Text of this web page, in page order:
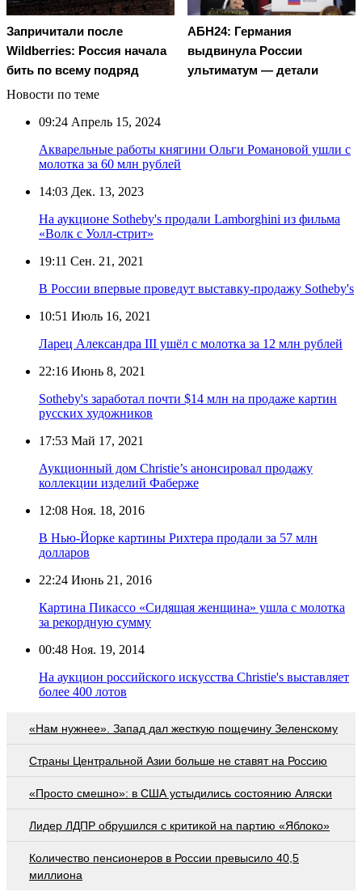
Запричитали после
Wildberries: Россия начала
бить по всему подряд
АБН24: Германия
выдвинула России
ультиматум — детали
Новости по теме
09:24 Апрель 15, 2024
Акварельные работы княгини Ольги Романовой ушли с
молотка за 60 млн рублей
14:03 Дек. 13, 2023
На аукционе Sotheby's продали Lamborghini из фильма
«Волк с Уолл-стрит»
19:11 Сен. 21, 2021
В России впервые проведут выставку-продажу Sotheby's
10:51 Июль 16, 2021
Ларец Александра III ушёл с молотка за 12 млн рублей
22:16 Июнь 8, 2021
Sotheby's заработал почти $14 млн на продаже картин
русских художников
17:53 Май 17, 2021
Аукционный дом Christie’s анонсировал продажу
коллекции изделий Фаберже
12:08 Ноя. 18, 2016
В Нью-Йорке картины Рихтера продали за 57 млн
долларов
22:24 Июнь 21, 2016
Картина Пикассо «Сидящая женщина» ушла с молотка
за рекордную сумму
00:48 Ноя. 19, 2014
На аукцион российского искусства Christie's выставляет
более 400 лотов
«Нам нужнее». Запад дал жесткую пощечину Зеленскому
Страны Центральной Азии больше не ставят на Россию
«Просто смешно»: в США устыдились состоянию Аляски
Лидер ЛДПР обрушился с критикой на партию «Яблоко»
Количество пенсионеров в России превысило 40,5
миллиона